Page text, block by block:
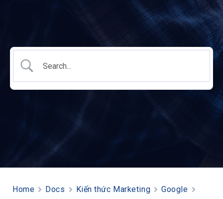
Home Docs Kiến thức Marketing
Google